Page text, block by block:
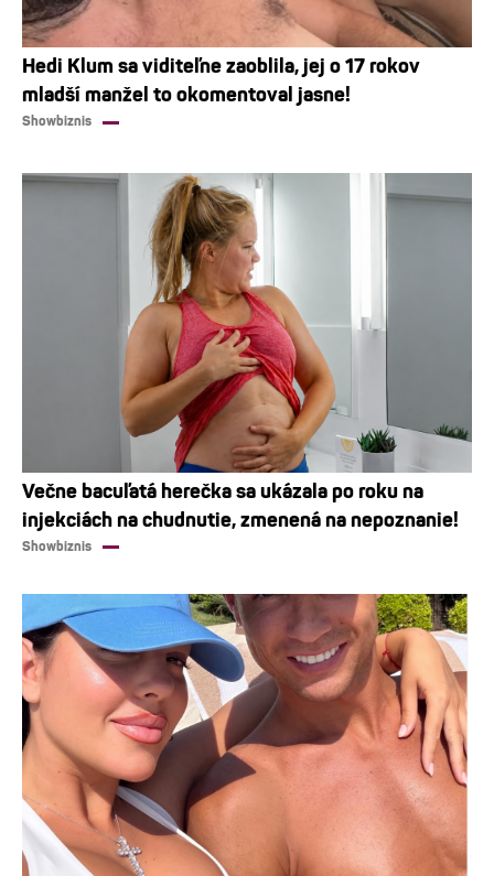
Hedi Klum sa viditeľne zaoblila, jej o 17 rokov
mladší manžel to okomentoval jasne!
Showbiznis
Večne bacuľatá herečka sa ukázala po roku na
injekciách na chudnutie, zmenená na nepoznanie!
Showbiznis